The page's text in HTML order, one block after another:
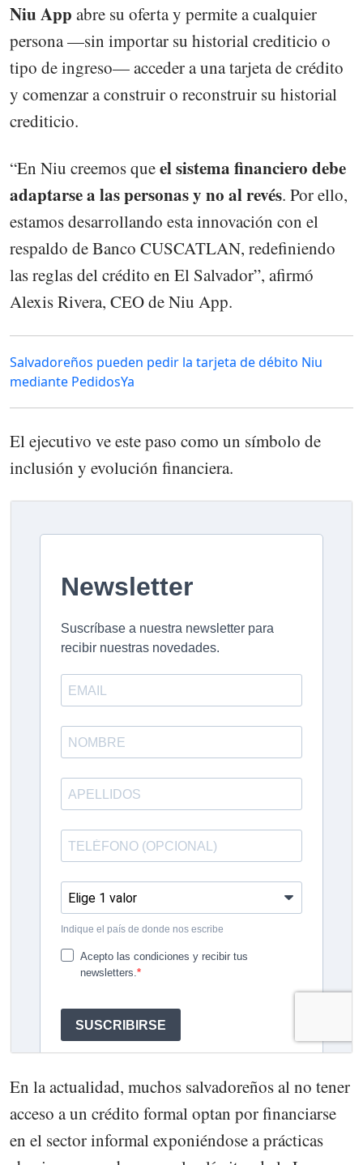
Niu App abre su oferta y permite a cualquier
persona —sin importar su historial crediticio o
tipo de ingreso— acceder a una tarjeta de crédito
y comenzar a construir o reconstruir su historial
crediticio.
“En Niu creemos queel sistema financiero debe
adaptarse a las personas y no al revés. Por ello,
estamos desarrollando esta innovación con el
respaldo de Banco CUSCATLAN, redefiniendo
las reglas del crédito en El Salvador”, afirmó
Alexis Rivera, CEO de Niu App.
Salvadoreños pueden pedir la tarjeta de débito Niu
mediante PedidosYa
El ejecutivo ve este paso como un símbolo de
inclusión y evolución financiera.
En la actualidad, muchos salvadoreños al no tener
acceso a un crédito formal optan por financiarse
en el sector informal exponiéndose a prácticas